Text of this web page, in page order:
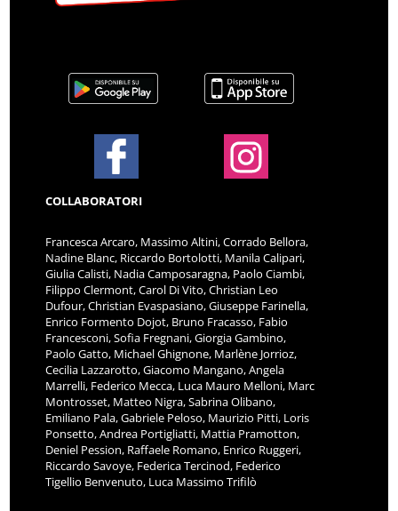
COLLABORATORI
Francesca Arcaro, Massimo Altini, Corrado Bellora,
Nadine Blanc, Riccardo Bortolotti, Manila Calipari,
Giulia Calisti, Nadia Camposaragna, Paolo Ciambi,
Filippo Clermont, Carol Di Vito, Christian Leo
Dufour, Christian Evaspasiano, Giuseppe Farinella,
Enrico Formento Dojot, Bruno Fracasso, Fabio
Francesconi, Sofia Fregnani, Giorgia Gambino,
Paolo Gatto, Michael Ghignone, Marlène Jorrioz,
Cecilia Lazzarotto, Giacomo Mangano, Angela
Marrelli, Federico Mecca, Luca Mauro Melloni, Marc
Montrosset, Matteo Nigra, Sabrina Olibano,
Emiliano Pala, Gabriele Peloso, Maurizio Pitti, Loris
Ponsetto, Andrea Portigliatti, Mattia Pramotton,
Deniel Pession, Raffaele Romano, Enrico Ruggeri,
Riccardo Savoye, Federica Tercinod, Federico
Tigellio Benvenuto, Luca Massimo Trifilò